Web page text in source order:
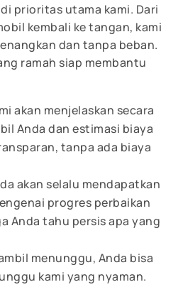
prioritas utama kami. Dari
kembali ke tangan, kami
dan tanpa beban.
ramah siap membantu
akan menjelaskan secara
Anda dan estimasi biaya
tanpa ada biaya
akan selalu mendapatkan
progres perbaikan
Anda tahu persis apa yang
menunggu, Anda bisa
kami yang nyaman.